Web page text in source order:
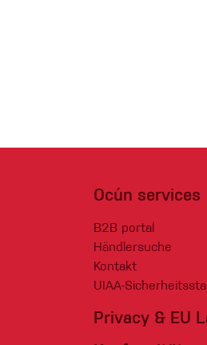
Ocún services
B2B portal
Händlersuche
Kontakt
UIAA-
Privacy & EU